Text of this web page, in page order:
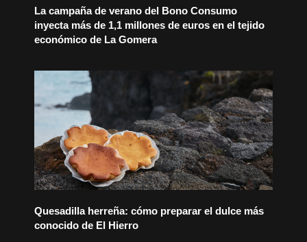
La campaña de verano del Bono Consumo
inyecta más de 1,1 millones de euros en el tejido
económico de La Gomera
Quesadilla herreña: cómo preparar el dulce más
conocido de El Hierro